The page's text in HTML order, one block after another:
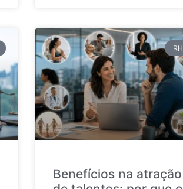
RH
Benefícios na atração